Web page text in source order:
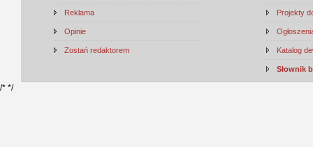
Reklama
Opinie
Zostań redaktorem
Projekty
Katalog
Słownik
/* */